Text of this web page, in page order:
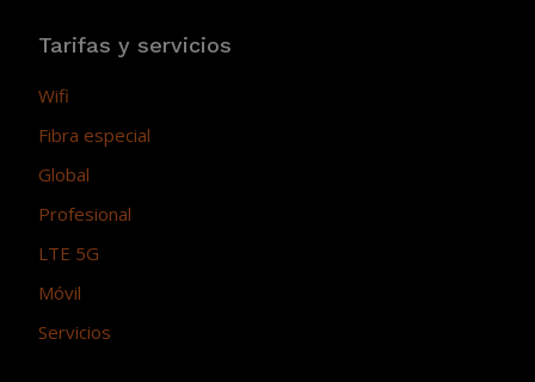
Tarifas y servicios
Wifi
Fibra especial
Global
Profesional
LTE 5G
Móvil
Servicios